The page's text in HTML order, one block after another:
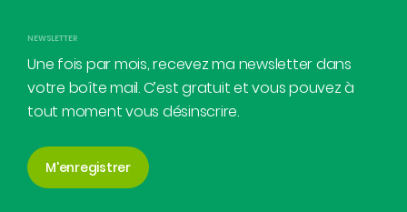
NEWSLETTER
Une fois par mois, recevez ma newsletter dans
votre boîte mail. C’est gratuit et vous pouvez à
tout moment vous désinscrire.
M'enregistrer